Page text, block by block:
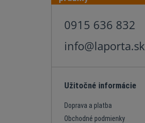
0915 636 832
info@laporta.sk
Užitočné informácie
Doprava a platba
Obchodné podmienky